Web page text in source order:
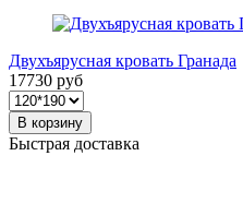
Двухъярусная кровать Гранада
17730 руб
В корзину
Быстрая доставка